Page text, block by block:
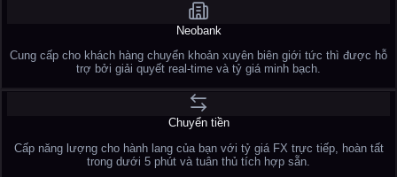
Neobank
Cung cấp cho khách hàng chuyển khoản xuyên biên giới tức thì được hỗ
trợ bởi giải quyết real-time và tỷ giá minh bạch.
Chuyển tiền
Cấp năng lượng cho hành lang của bạn với tỷ giá FX trực tiếp, hoàn tất
trong dưới 5 phút và tuân thủ tích hợp sẵn.